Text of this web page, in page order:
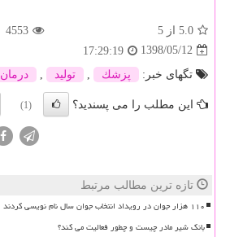
5.0 از 5
4553
1398/05/12
17:29:19
تگهای خبر:
پزشك , تولید , درمان
این مطلب را می پسندید؟ (1)
تازه ترین مطالب مرتبط
۱۱۰ هزار جوان در رویداد انتخاب جوان سال نام نویسی کردند
بانک شیر مادر چیست و چطور فعالیت می کند؟